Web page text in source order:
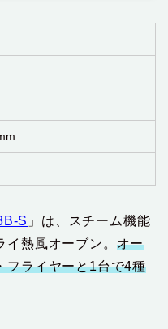
S 」は、スチーム機能
熱風オーブン。 オー
フライヤーと1台で4種